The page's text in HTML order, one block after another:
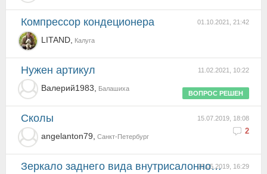
01.10.2021, 21:42
компрессор кондеционера
LITAND, Калуга
11.02.2021, 10:22
Нужен артикул
Валерий1983, Балашиха
ВОПРОС РЕШЕН
15.07.2019, 18:08
2
Сколы
angelanton79, Санкт-Петербург
25.05.2019, 16:29
Зеркало заднего вида внутрисалонное откручивается болт крепления